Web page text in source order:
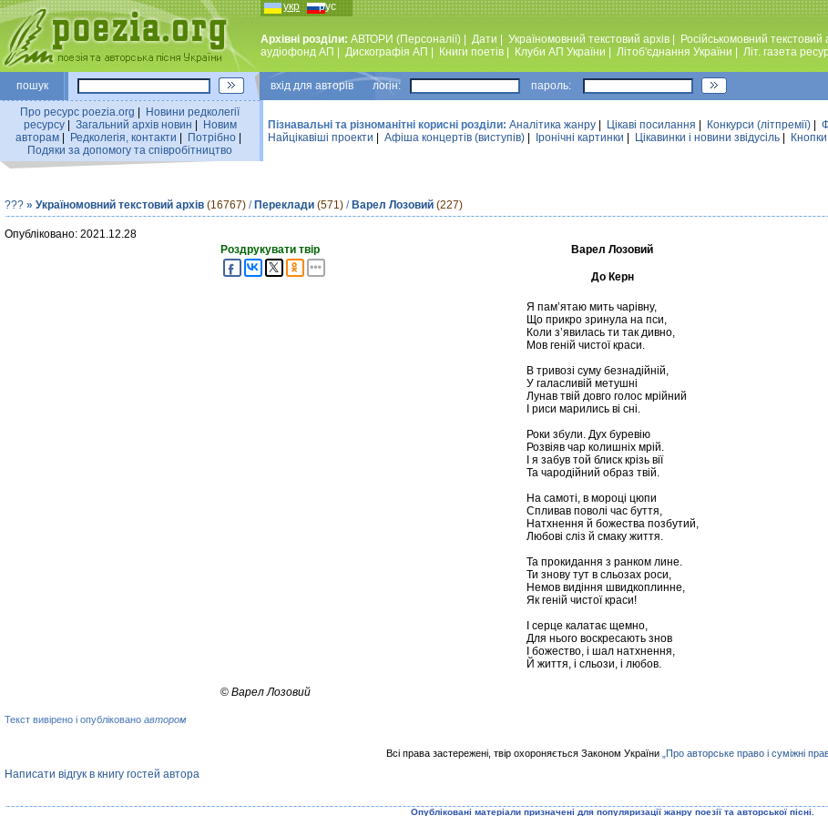
укр рус
Архівні розділи: АВТОРИ (Персоналії) Дати Україномовний текстовий архiв Російськомовний текстовий
аудiофонд АП
Дискографiя АП Книги поетiв Клуби АП України Лiтоб'єднання України Лiт. газета
пошук вхiд для авторiв логін: пароль:
Про ресурс poezia.org
Новини редколегiї
ресурсу| Загальний архiв новин
Новим
авторам
Редколегiя, контакти Потрiбно
Подяки за допомогу та співробітництво
Пізнавальні та різноманітні корисні розділи: Аналiтика жанру Цікаві посилання Конкурси (лiтпремiї)
Найцiкавiшi проекти
Афіша концертів (виступів) Iронiчнi картинки Цікавинки і новини звідусіль
??? » Україномовний текстовий архів (16767) / Переклади (571) / Варел Лозовий (227)
Опубліковано: 2021.12.28
Роздрукувати твір
Варел Лозовий
До Керн
Я пам’ятаю мить чарівну,
Що прикро зринула на пси,
Коли з’явилась ти так дивно,
Мов геній чистої краси.
В тривозі суму безнадійній,
У галасливій метушні
Лунав твій довго голос мрійний
І риси марились ві сні.
Роки збули. Дух буревію
Розвіяв чар колишніх мрій.
І я забув той блиск крізь вії
Та чародійний образ твій.
На самоті, в мороці цюпи
Спливав поволі час буття,
Натхнення й божества позбутий,
Любові сліз й смаку життя.
Та прокидання з ранком лине.
Ти знову тут в сльозах роси,
Немов видіння швидкоплинне,
Як геній чистої краси!
І серце калатає щемно,
Для нього воскресають знов
І божество, і шал натхнення,
Й життя, і сльози, і любов.
© Варел Лозовий
Текст вивірено і опубліковано автором
Всі права застережені, твір охороняється Законом України „Про авторське право і суміжні
Написати відгук в книгу гостей автора
Опублiкованi матерiали призначенi для популяризацiї жанру поезiї та авторської пiснi.